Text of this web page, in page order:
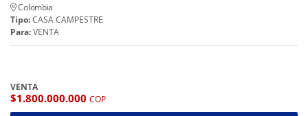
Colombia
Tipo:CASA CAMPESTRE
Para:VENTA
VENTA
$1.800.000.000 COP